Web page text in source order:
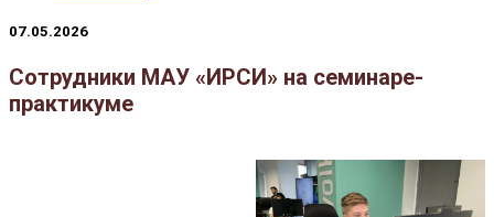
07.05.2026
Сотрудники МАУ «ИРСИ» на семинаре-
практикуме